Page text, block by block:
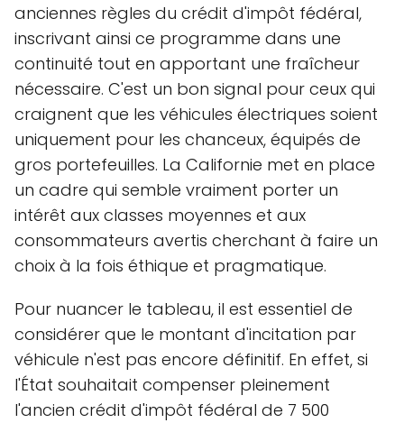
anciennes règles du crédit d'impôt fédéral,
inscrivant ainsi ce programme dans une
continuité tout en apportant une fraîcheur
nécessaire. C'est un bon signal pour ceux qui
craignent que les véhicules électriques soient
uniquement pour les chanceux, équipés de
gros portefeuilles. La Californie met en place
un cadre qui semble vraiment porter un
intérêt aux classes moyennes et aux
consommateurs avertis cherchant à faire un
choix à la fois éthique et pragmatique.
Pour nuancer le tableau, il est essentiel de
considérer que le montant d'incitation par
véhicule n'est pas encore définitif. En effet, si
l'État souhaitait compenser pleinement
l'ancien crédit d'impôt fédéral de 7 500